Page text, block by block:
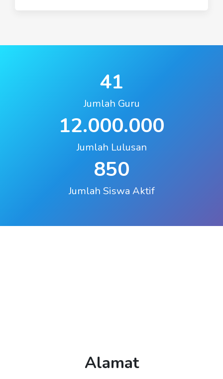
41
Jumlah Guru
12.000.000
Jumlah Lulusan
850
Jumlah Siswa Aktif
Alamat